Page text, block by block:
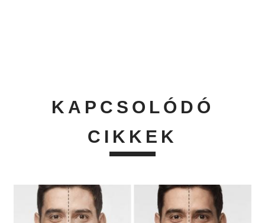
KAPCSOLÓDÓ
CIKKEK